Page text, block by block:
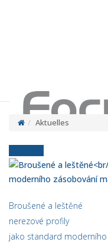
Aktuelles
Broušené a leštěné
nerezové profily
jako standard